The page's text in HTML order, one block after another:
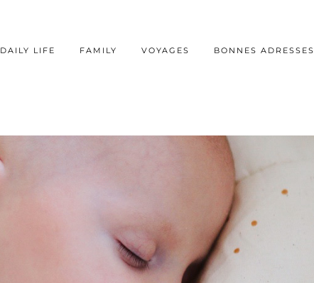
DAILY LIFE FAMILY VOYAGES BONNES ADRESSES